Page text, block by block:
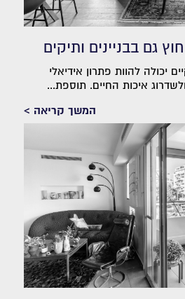
גם בבניינים ותיקים
יכולה להוות פתרון אידיאלי
איכות החיים. תוספת...
המשך קריאה >